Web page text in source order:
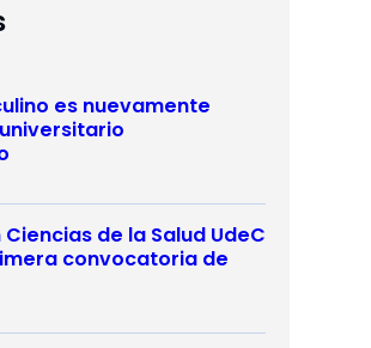
es nuevamente
de la Salud UdeC
convocatoria de